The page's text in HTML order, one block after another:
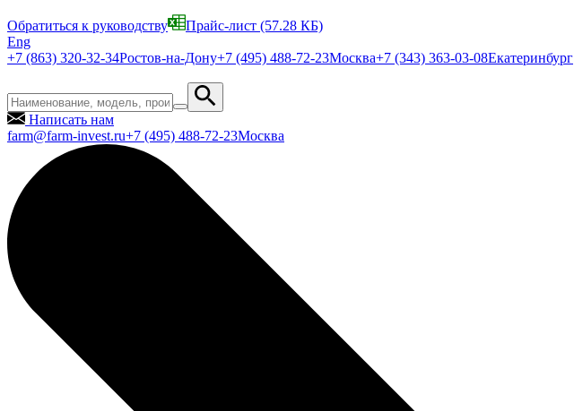
Обратиться к руководству Прайс-лист (57.28 КБ)
Eng
+7 (863) 320-32-34Ростов-на-Дону+7 (495) 488-72-23Москва+7 (343) 363-03-08Екатеринбург
Написать нам
farm@farm-invest.ru+7 (495) 488-72-23Москва